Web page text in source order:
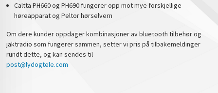
Caltta PH660 og PH690 fungerer opp mot mye forskjellige
høreapparat og Peltor hørselvern
Om dere kunder oppdager kombinasjoner av bluetooth tilbehør og
jaktradio som fungerer sammen, setter vi pris på tilbakemeldinger
rundt dette, og kan sendes til
post@lydogtele.com